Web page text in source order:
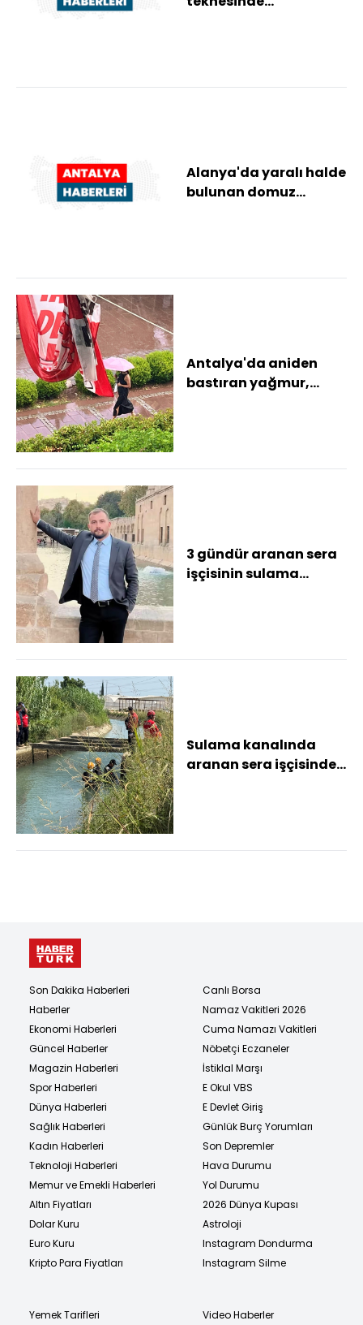
Alanya'da yaralı halde
bulunan domuz
Antalya'da aniden
bastıran yağmur,
3 gündür aranan sera
işçisinin sulama
Sulama kanalında
aranan sera işçisinden
Son Dakika Haberleri
Haberler
Ekonomi Haberleri
Güncel Haberler
Magazin Haberleri
Spor Haberleri
Dünya Haberleri
Sağlık Haberleri
Kadın Haberleri
Teknoloji Haberleri
Memur ve Emekli Haberleri
Altın Fiyatları
Dolar Kuru
Euro Kuru
Kripto Para Fiyatları
Canlı Borsa
Namaz Vakitleri 2026
Cuma Namazı Vakitleri
Nöbetçi Eczaneler
İstiklal Marşı
E Okul VBS
E Devlet Giriş
Günlük Burç Yorumları
Son Depremler
Hava Durumu
Yol Durumu
2026 Dünya Kupası
Astroloji
Instagram Dondurma
Instagram Silme
Yemek Tarifleri
Video Haberler